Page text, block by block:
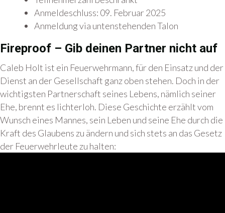
Anmeldeschluss: 09. Februar 2025
Anmeldung via untenstehenden Talon
Fireproof – Gib deinen Partner nicht auf
Caleb Holt ist ein Feuerwehrmann, für den Einsatz und der
Dienst an der Gesellschaft ganz oben stehen. Doch in der
wichtigsten Partnerschaft seines Lebens, nämlich seiner
Ehe, brennt es lichterloh. Diese Geschichte erzählt vom
Wunsch eines Mannes, sein Leben und seine Ehe durch die
Kraft des Glaubens zu ändern und sich stets an das Gesetz
der Feuerwehrleute zu halten: